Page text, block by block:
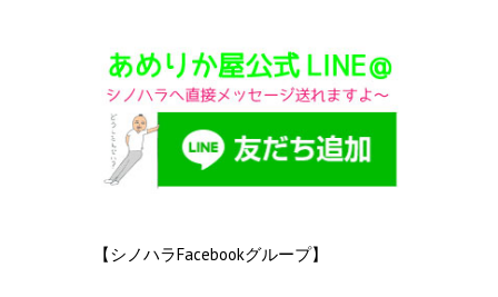
【シノハラFacebookグループ】